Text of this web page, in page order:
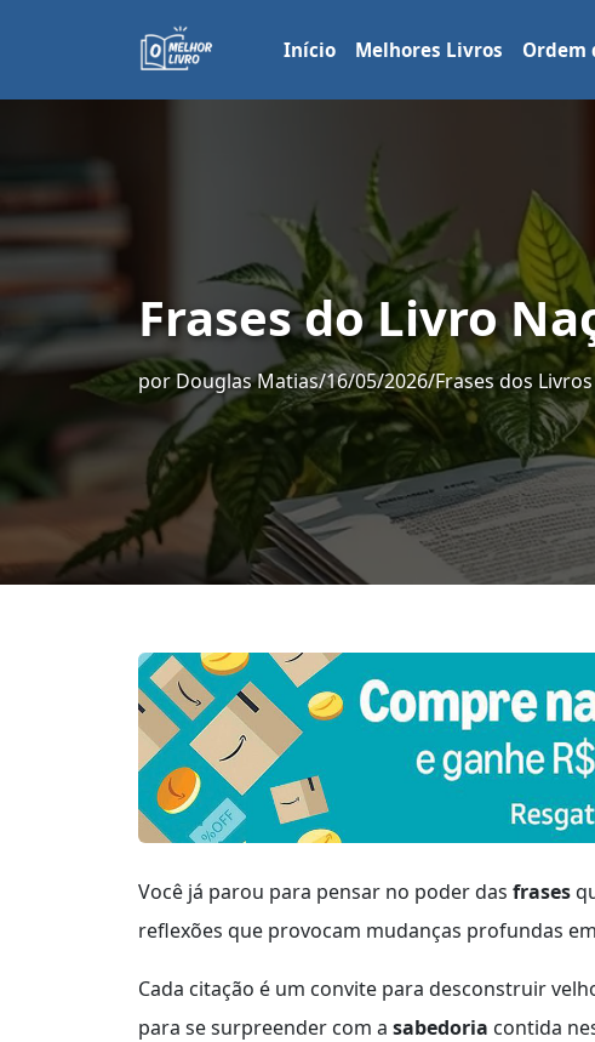
Início Melhores Livros Ordem
Frases do Livro
por Douglas Matias/16/05/2026/Frases dos Livros
Você já parou para pensar no poder das frases
reflexões que provocam mudanças profundas
Cada citação é um convite para desconstruir
para se surpreender com a sabedoria contida